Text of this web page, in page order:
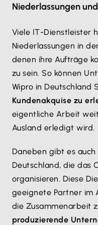
Niederlassungen
Viele IT-Dienstleister
Niederlassungen in
denen ihre Aufträge
zu sein. So können
Wipro in Deutschland
Kundenakquise zu
eigentliche Arbeit
Ausland erledigt wird.
Daneben gibt es
Deutschland, die das
organisieren. Diese
geeignete Partner im
die Zusammenarbeit
produzierende